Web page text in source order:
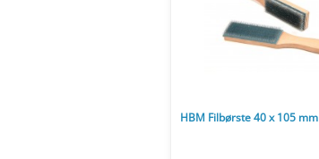
HBM Filbørste 40 x 105 mm